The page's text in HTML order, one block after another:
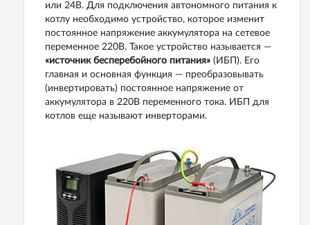
или 24В. Для подключения автономного питания к
котлу необходимо устройство, которое изменит
постоянное напряжение аккумулятора на сетевое
переменное 220В. Такое устройство называется —
«источник бесперебойного питания» (ИБП). Его
главная и основная функция — преобразовывать
(инвертировать) постоянное напряжение от
аккумулятора в 220В переменного тока. ИБП для
котлов еще называют инверторами.